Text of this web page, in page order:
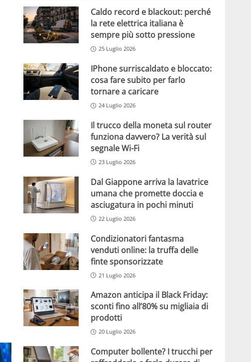
Caldo record e blackout: perché
la rete elettrica italiana è
sempre più sotto pressione
25 Luglio 2026
IPhone surriscaldato e bloccato:
cosa fare subito per farlo
tornare a caricare
24 Luglio 2026
Il trucco della moneta sul router
funziona davvero? La verità sul
segnale Wi-Fi
23 Luglio 2026
Dal Giappone arriva la lavatrice
umana che promette doccia e
asciugatura in pochi minuti
22 Luglio 2026
Condizionatori fantasma
venduti online: la truffa delle
finte sponsorizzate
21 Luglio 2026
Amazon anticipa il Black Friday:
sconti fino all’80% su migliaia di
prodotti
20 Luglio 2026
Computer bollente? I trucchi per